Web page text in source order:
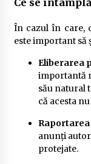
Ce se
În cazul în care,
este important să
Eliberarea
importantă
său natural
că acesta
anunți
protejate.